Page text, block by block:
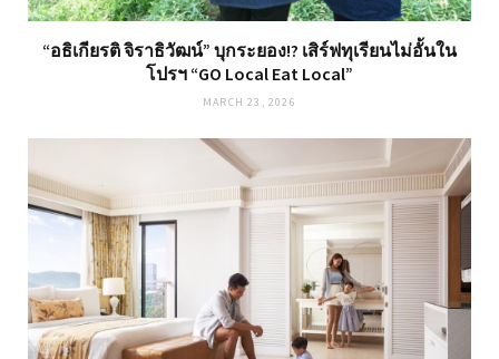
“อธิเกียรติ จิราธิวัฒน์” บุกระยอง!? เสิร์ฟทุเรียนไม่อั้นใน
โปรฯ “GO Local Eat Local”
MARCH 23, 2026